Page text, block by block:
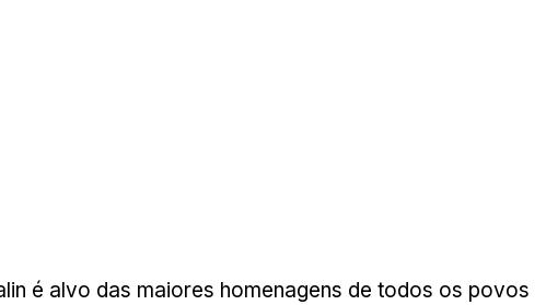
é alvo das maiores homenagens de todos os povos